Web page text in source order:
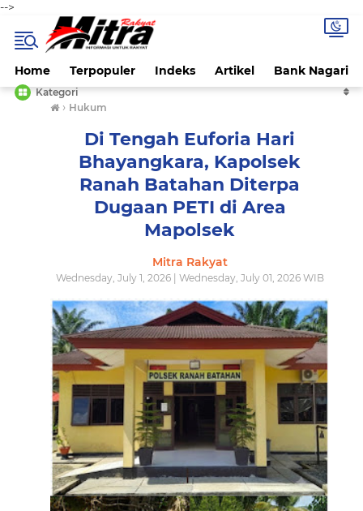
-->
Home Terpopuler Indeks Artikel Bank Nagari
Kategori
› Hukum
Di Tengah Euforia Hari
Bhayangkara, Kapolsek
Ranah Batahan Diterpa
Dugaan PETI di Area
Mapolsek
Mitra Rakyat
Wednesday, July 1, 2026 | Wednesday, July 01, 2026 WIB